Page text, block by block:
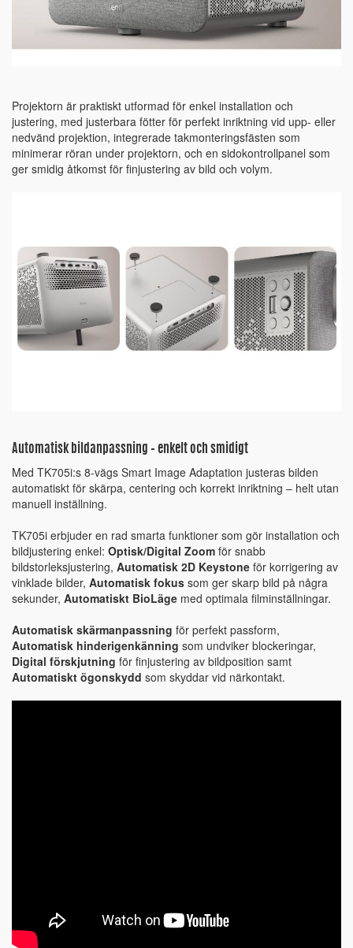
Projektorn är praktiskt utformad för enkel installation och
justering, med justerbara fötter för perfekt inriktning vid upp- eller
nedvänd projektion, integrerade takmonteringsfästen som
minimerar röran under projektorn, och en sidokontrollpanel som
ger smidig åtkomst för finjustering av bild och volym.
Automatisk bildanpassning – enkelt och smidigt
Med TK705i:s 8-vägs Smart Image Adaptation justeras bilden
automatiskt för skärpa, centering och korrekt inriktning – helt utan
manuell inställning.
TK705i erbjuder en rad smarta funktioner som gör installation och
bildjustering enkel: Optisk/Digital Zoom för snabb
bildstorleksjustering, Automatisk 2D Keystone för korrigering av
vinklade bilder, Automatisk fokus som ger skarp bild på några
sekunder, Automatiskt BioLäge med optimala filminställningar.
Automatisk skärmanpassning för perfekt passform,
Automatisk hinderigenkänning som undviker blockeringar,
Digital förskjutning för finjustering av bildposition samt
Automatiskt ögonskydd som skyddar vid närkontakt.